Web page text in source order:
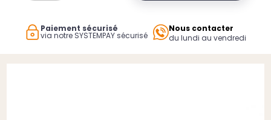
Paiement sécurisé
via notre SYSTEMPAY sécurisé
Nous contacter
du lundi au vendredi